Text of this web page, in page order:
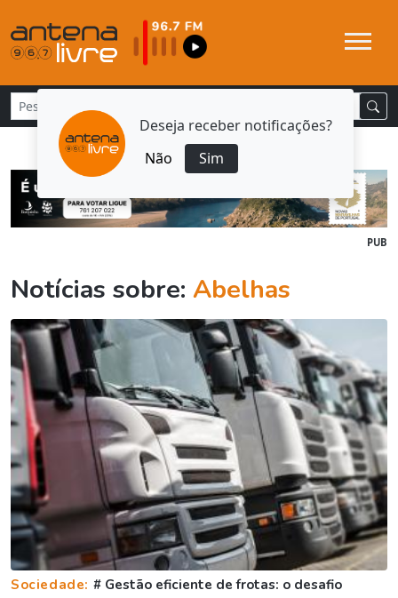
Deseja receber notificações?
Não
Sim
PUB
Notícias sobre: Abelhas
Sociedade: # Gestão eficiente de frotas: o desafio